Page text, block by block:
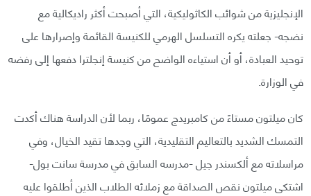
الإنجليزية من شوائب الكاثوليكية، التي أصبحت أكثر راديكالية مع
نضجه- جعلته يكره التسلسل الهرمي للكنيسة القائمة وإصرارها على
توحيد العبادة، أو أن استياءه الواضح من كنيسة إنجلترا دفعها إلى رفضه
في الوزارة.
كان ميلتون مستاءً من كامبريدج عمومًا، ربما لأن الدراسة هناك أكدت
التمسك الشديد بالتعاليم التقليدية، التي وجدها تقيد الخيال، وفي
مراسلاته مع ألكسندر جيل -مدرسه السابق في مدرسة سانت بول-
اشتكى ميلتون نقص الصداقة مع زملائه الطلاب الذين أطلقوا عليه